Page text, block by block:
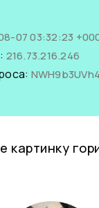
07 03:32:23
216.73.216.246
картинку